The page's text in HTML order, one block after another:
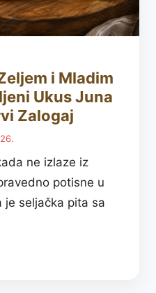
i Mladim
Ukus Juna
Zalogaj
ne izlaze iz
potisne u
je seljačka pita sa